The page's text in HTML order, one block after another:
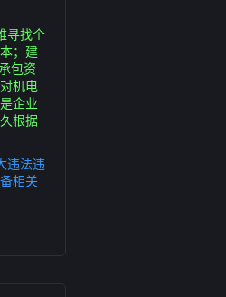
寻找个
；建
包资
机电
企业
根据
违法违
相关